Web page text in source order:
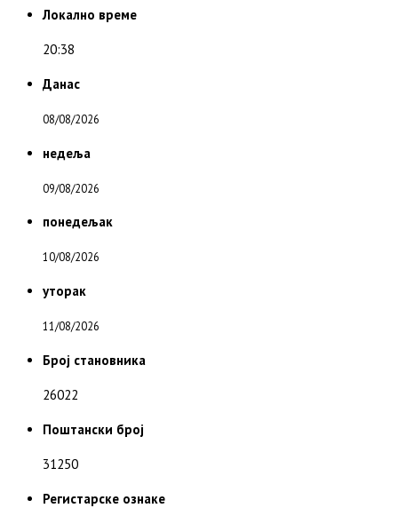
Локално време
20:38
Данас
08/08/2026
недеља
09/08/2026
понедељак
10/08/2026
уторак
11/08/2026
Број становника
26022
Поштански број
31250
Регистарске ознаке